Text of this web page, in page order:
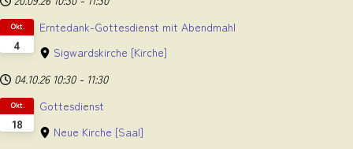
4
Okt.
Erntedank-Gottesdienst mit Abendmahl
Sigwardskirche [Kirche]
04.10.26 10:30 - 11:30
18
Okt.
Gottesdienst
Neue Kirche [Saal]